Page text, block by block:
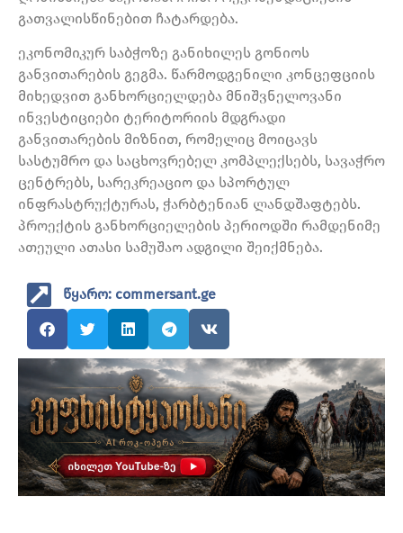
გათვალისწინებით ჩატარდება.
ეკონომიკურ საბჭოზე განიხილეს გონიოს
განვითარების გეგმა. წარმოდგენილი კონცეფციის
მიხედვით განხორციელდება მნიშვნელოვანი
ინვესტიციები ტერიტორიის მდგრადი
განვითარების მიზნით, რომელიც მოიცავს
სასტუმრო და საცხოვრებელ კომპლექსებს, სავაჭრო
ცენტრებს, სარეკრეაციო და სპორტულ
ინფრასტრუქტურას, ჭარბტენიან ლანდშაფტებს.
პროექტის განხორციელების პერიოდში რამდენიმე
ათეული ათასი სამუშაო ადგილი შეიქმნება.
წყარო: commersant.ge